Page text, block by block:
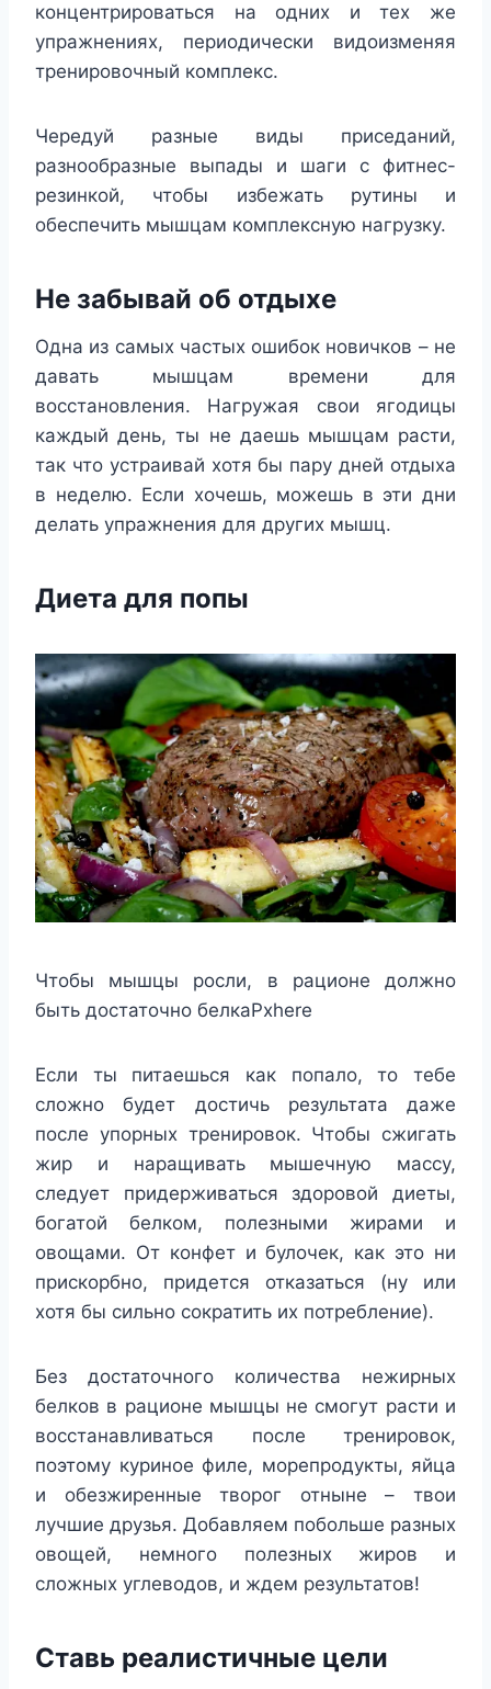
концентрироваться на одних и тех же
упражнениях, периодически видоизменяя
тренировочный комплекс.
Чередуй разные виды приседаний,
разнообразные выпады и шаги с фитнес-
резинкой, чтобы избежать рутины и
обеспечить мышцам комплексную нагрузку.
Не забывай об отдыхе
Одна из самых частых ошибок новичков – не
давать мышцам времени для
восстановления. Нагружая свои ягодицы
каждый день, ты не даешь мышцам расти,
так что устраивай хотя бы пару дней отдыха
в неделю. Если хочешь, можешь в эти дни
делать упражнения для других мышц.
Диета для попы
Чтобы мышцы росли, в рационе должно
быть достаточно белкаPxhere
Если ты питаешься как попало, то тебе
сложно будет достичь результата даже
после упорных тренировок. Чтобы сжигать
жир и наращивать мышечную массу,
следует придерживаться здоровой диеты,
богатой белком, полезными жирами и
овощами. От конфет и булочек, как это ни
прискорбно, придется отказаться (ну или
хотя бы сильно сократить их потребление).
Без достаточного количества нежирных
белков в рационе мышцы не смогут расти и
восстанавливаться после тренировок,
поэтому куриное филе, морепродукты, яйца
и обезжиренные творог отныне – твои
лучшие друзья. Добавляем побольше разных
овощей, немного полезных жиров и
сложных углеводов, и ждем результатов!
Ставь реалистичные цели